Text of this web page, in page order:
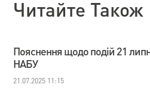
Читайте Також
Пояснення щодо подій 21
НАБУ
21.07.2025 11:15